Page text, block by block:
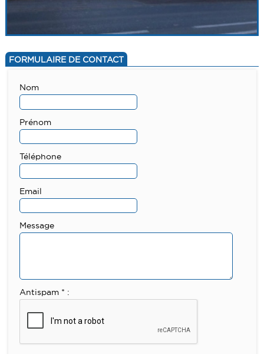
FORMULAIRE DE CONTACT
Nom
Prénom
Téléphone
Email
Message
Antispam * :